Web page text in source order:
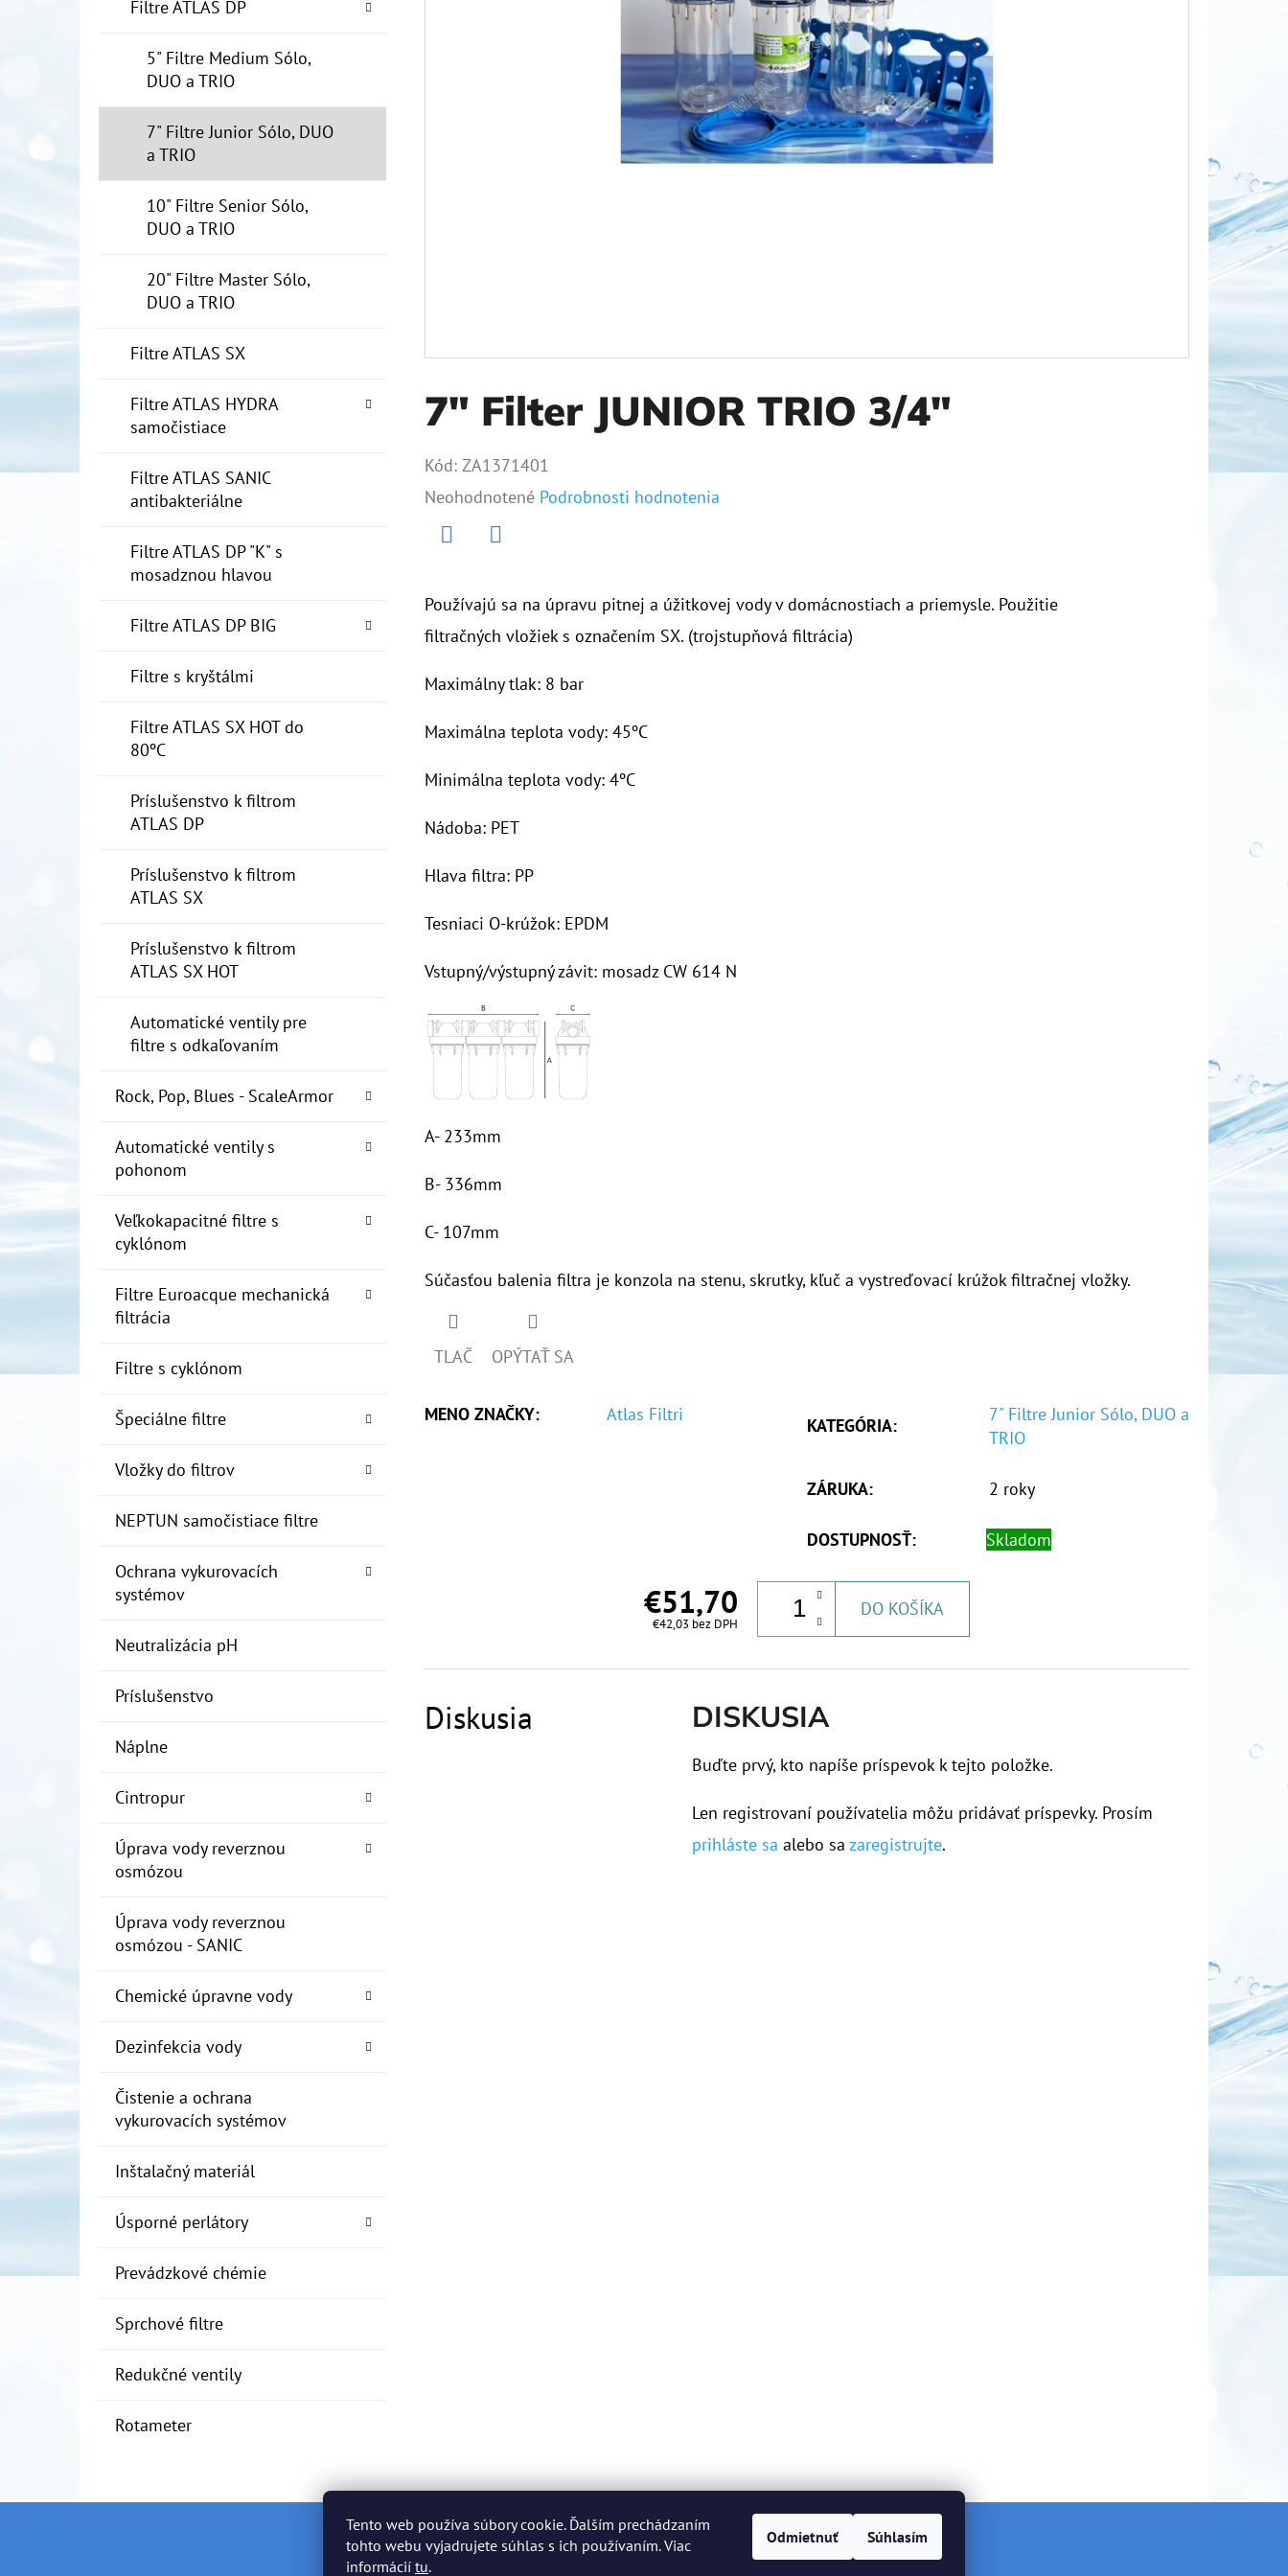
Tento web používa súbory cookie. Ďalším prechádzaním
tohto webu vyjadrujete súhlas s ich používaním. Viac
informácií tu.
Odmietnuť Súhlasím
Filtre ATLAS DP
5" Filtre Medium Sólo,
DUO a TRIO
7" Filtre Junior Sólo, DUO
a TRIO
10" Filtre Senior Sólo,
DUO a TRIO
20" Filtre Master Sólo,
DUO a TRIO
Filtre ATLAS SX
Filtre ATLAS HYDRA
samočistiace
Filtre ATLAS SANIC
antibakteriálne
Filtre ATLAS DP "K" s
mosadznou hlavou
Filtre ATLAS DP BIG
Filtre s kryštálmi
Filtre ATLAS SX HOT do
80ºC
Príslušenstvo k filtrom
ATLAS DP
Príslušenstvo k filtrom
ATLAS SX
Príslušenstvo k filtrom
ATLAS SX HOT
Automatické ventily pre
filtre s odkaľovaním
Rock, Pop, Blues - ScaleArmor
Automatické ventily s
pohonom
Veľkokapacitné filtre s
cyklónom
Filtre Euroacque mechanická
filtrácia
Filtre s cyklónom
Špeciálne filtre
Vložky do filtrov
NEPTUN samočistiace filtre
Ochrana vykurovacích
systémov
Neutralizácia pH
Príslušenstvo
Náplne
Cintropur
Úprava vody reverznou
osmózou
Úprava vody reverznou
osmózou - SANIC
Chemické úpravne vody
Dezinfekcia vody
Čistenie a ochrana
vykurovacích systémov
Inštalačný materiál
Úsporné perlátory
Prevádzkové chémie
Sprchové filtre
Redukčné ventily
Rotameter
7" Filter JUNIOR TRIO 3/4"
Kód: ZA1371401
Priemerné
hodnotenie
5
Neohodnotené Podrobnosti hodnotenia
Používajú sa na úpravu pitnej a úžitkovej vody v domácnostiach a priemysle. Použitie
filtračných vložiek s označením SX. (trojstupňová filtrácia)
Maximálny tlak: 8 bar
Maximálna teplota vody: 45ºC
Minimálna teplota vody: 4ºC
Nádoba: PET
Hlava filtra: PP
Tesniaci O-krúžok: EPDM
Vstupný/výstupný závit: mosadz CW 614 N
A- 233mm
B- 336mm
C- 107mm
Súčasťou balenia filtra je konzola na stenu, skrutky, kľuč a vystreďovací krúžok filtračnej vložky.
TLAČ OPÝTAŤ SA
MENO ZNAČKY: Atlas Filtri
KATEGÓRIA:
7" Filtre Junior Sólo, DUO a
TRIO
ZÁRUKA: 2 roky
DOSTUPNOSŤ: Skladom
€51,70
€42,03 bez DPH
DO KOŠÍKA
Diskusia DISKUSIA
Buďte prvý, kto napíše príspevok k tejto položke.
Len registrovaní používatelia môžu pridávať príspevky. Prosím
prihláste sa alebo sazaregistrujte.
10" FILTER SENIOR 1"
10" VLOŽKA UMÝVATEĽNÁ RL-SX 50MCR
10" FILTER SENIOR DUO 1"
€37,10